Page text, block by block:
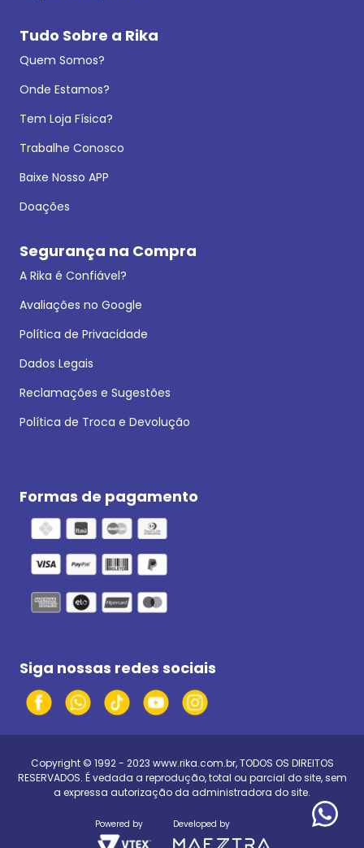
Tudo Sobre a Rika
Quem Somos?
Onde Estamos?
Tem Loja Física?
Trabalhe Conosco
Baixe Nosso APP
Doações
Segurança na Compra
A Rika é Confiável?
Avaliações no Google
Política de Privacidade
Dados Legais
Reclamações e Sugestões
Política de Troca e Devolução
Formas de pagamento
Siga nossas redes sociais
Copyright © 1992 - 2023 www.rika.com.br, TODOS OS DIREITOS
RESERVADOS. É vedada a reprodução, total ou parcial do site, sem
a expressa autorização da administradora do site.
Powered by Developed by